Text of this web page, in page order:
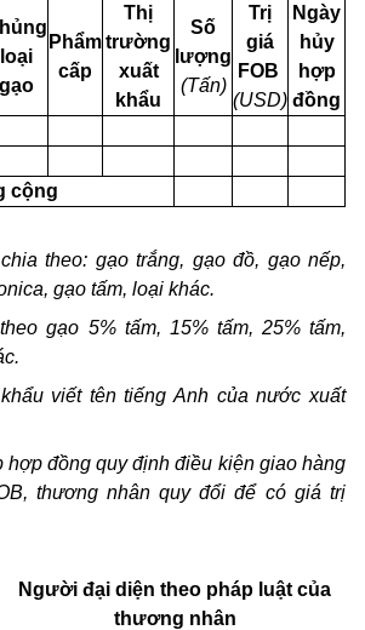
loại
gạo
Phẩm
cấp
Thị
trường
xuất
khẩu
Số
lượng
(Tấn)
Trị
giá
FOB
(USD)
Ngày
hủy
hợp
đồng
cộng
theo: gạo trắng, gạo đồ, gạo nếp,
gạo tấm, loại khác.
gạo 5% tấm, 15% tấm, 25% tấm,
viết tên tiếng Anh của nước xuất
hợp đồng quy định điều kiện giao hàng
thương nhân quy đổi để có giá trị
Người đại diện theo pháp luật của
thương nhân